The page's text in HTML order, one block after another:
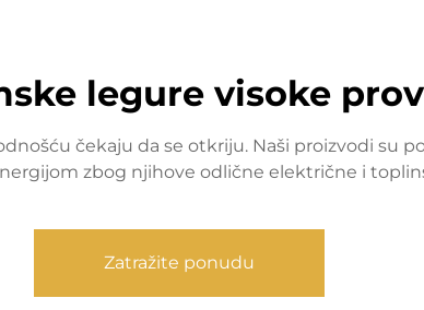
legure visoke
čekaju da se otkriju. Naši proizvodi su
zbog njihove odlične električne i
Zatražite ponudu